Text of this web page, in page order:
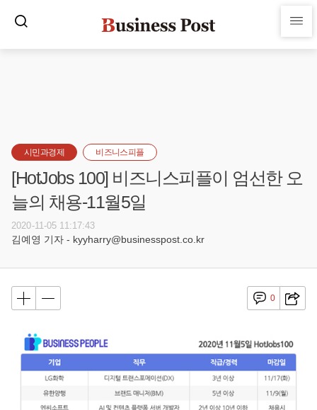
시민과경제 비즈니스피플
[HotJobs 100] 비즈니스피플이 엄선한 오
늘의 채용-11월5일
2020-11-05 11:17:43
김예영 기자 - kyyharry@businesspost.co.kr
0